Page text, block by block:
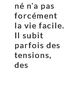
né n'a pas
forcément
la vie facile.
Il subit
parfois des
tensions,
des